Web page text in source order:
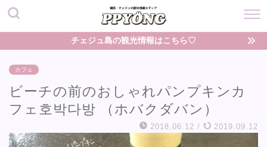
チェジュ島の観光情報はこちら♡
カフェ
ビーチの前のおしゃれパンプキンカ
フェ호박다방 （ホバクダバン）
2018.06.12 / 2019.09.12